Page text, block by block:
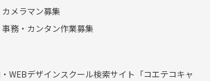
カメラマン募集
事務・カンタン作業募集
WEBデザインスクール検索サイト「コエテコキャ